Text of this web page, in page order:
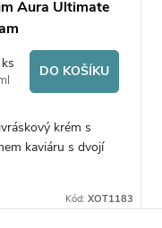
Aura Ultimate
DO KOŠÍKU
krém s
kaviáru s dvojí
Kód:XOT1183